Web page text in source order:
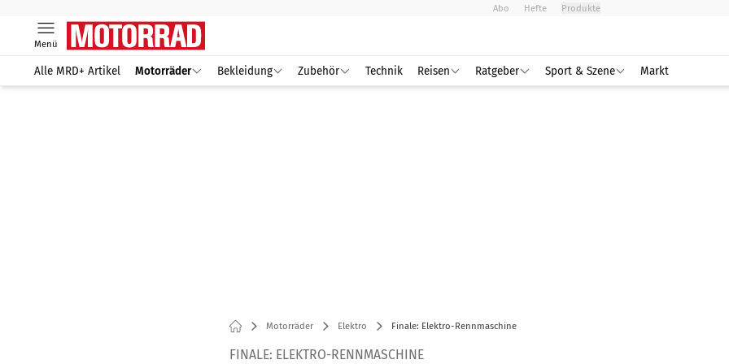
Abo Hefte Produkte
Menü
Alle MRD+ Artikel Motorräder Bekleidung Zubehör Technik Reisen Ratgeber Sport & Szene Markt
Motorräder Elektro Finale: Elektro-Rennmaschine
FINALE: ELEKTRO-RENNMASCHINE